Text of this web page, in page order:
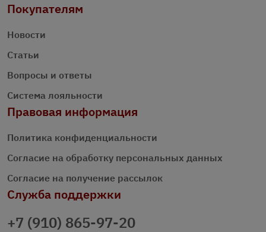
Покупателям
Новости
Статьи
Вопросы и ответы
Система лояльности
Правовая информация
Политика конфиденциальности
Согласие на обработку персональных данных
Согласие на получение рассылок
Служба поддержки
+7 (910) 865-97-20